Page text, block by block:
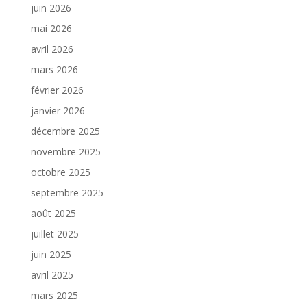
juin 2026
mai 2026
avril 2026
mars 2026
février 2026
janvier 2026
décembre 2025
novembre 2025
octobre 2025
septembre 2025
août 2025
juillet 2025
juin 2025
avril 2025
mars 2025